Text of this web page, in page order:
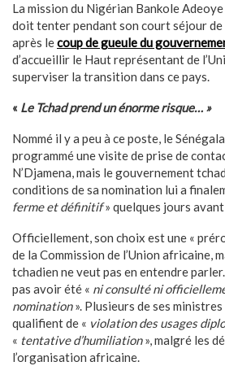
La mission du Nigérian Bankole
doit tenter pendant son court séjour
après lecoup de gueule du
d’accueillir le Haut représentant de
superviser la transition dans ce pays.
« Le Tchad prend un énorme risque… »
Nommé il y a peu à ce poste, le
programmé une visite de prise de
N’Djamena, mais le gouvernement
conditions de sa nomination lui a
ferme et définitif» quelques jours
Officiellement, son choix est une «
de la Commission de l’Union africaine,
tchadien ne veut pas en entendre
pas avoir été « ni consulté ni
nomination». Plusieurs de ses
qualifient de « violation des usages
« tentative d’humiliation», malgré les
l’organisation africaine.